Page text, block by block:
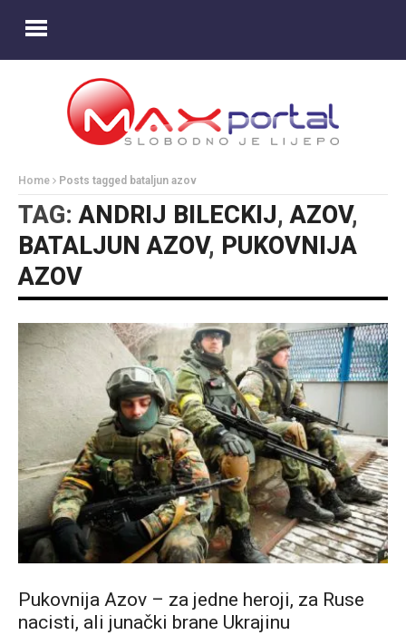
Home Posts tagged bataljun azov
TAG:ANDRIJ BILECKIJ,AZOV,
BATALJUN AZOV, PUKOVNIJA
AZOV
Pukovnija Azov – za jedne heroji, za Ruse
nacisti, ali junački brane Ukrajinu